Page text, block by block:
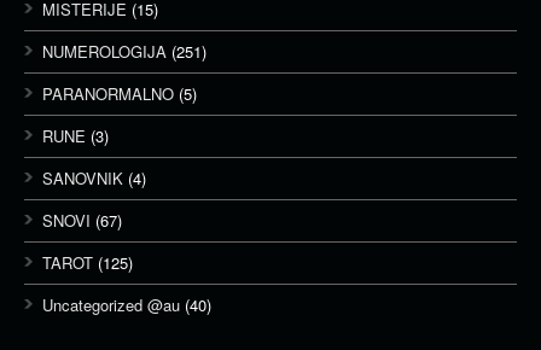
MISTERIJE (15)
NUMEROLOGIJA (251)
PARANORMALNO (5)
RUNE (3)
SANOVNIK (4)
SNOVI (67)
TAROT (125)
Uncategorized @au (40)